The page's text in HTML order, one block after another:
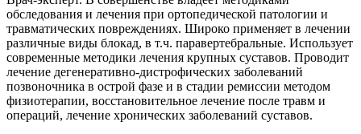
обследования и лечения при ортопедической патологии и
травматических повреждениях. Широко применяет в лечении
различные виды блокад, в т.ч. паравертебральные. Использует
современные методики лечения крупных суставов. Проводит
лечение дегенеративно-дистрофических заболеваний
позвоночника в острой фазе и в стадии ремиссии методом
физиотерапии, восстановительное лечение после травм и
операций, лечение хронических заболеваний суставов.